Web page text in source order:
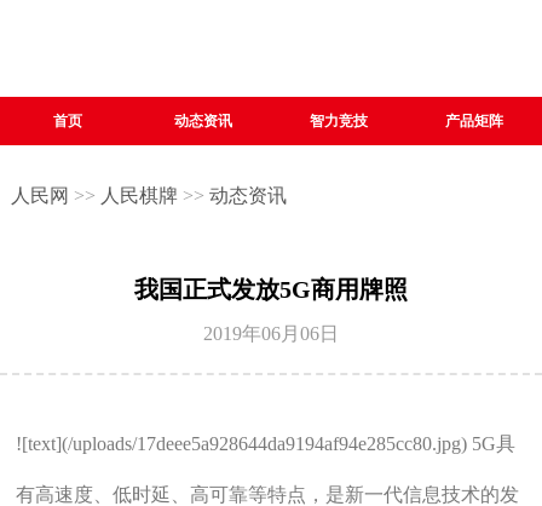
首页 动态资讯 智力竞技 产品矩阵
人民网 >> 人民棋牌>> 动态资讯
我国正式发放5G商用牌照
2019年06月06日
![text](/uploads/17deee5a928644da9194af94e285cc80.jpg) 5G具
有高速度、低时延、高可靠等特点，是新一代信息技术的发